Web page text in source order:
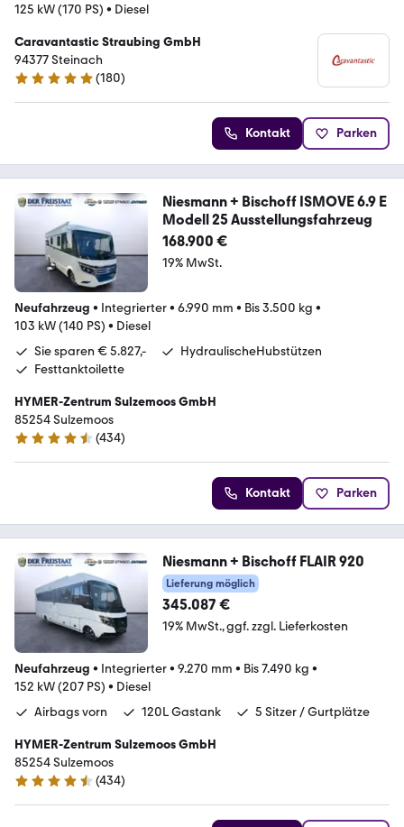
125 kW (170 PS) • Diesel
Caravantastic Straubing GmbH
94377 Steinach
4.8 Sterne
(180)
Kontakt Parken
Niesmann + Bischoff ISMOVE 6.9 E
Modell 25 Ausstellungsfahrzeug
168.900 €
19% MwSt.
Neufahrzeug • Integrierter• 6.990 mm • Bis 3.500 kg •
103 kW (140 PS) • Diesel
Sie sparen € 5.827,-
HydraulischeHubstützen
Festtanktoilette
HYMER-Zentrum Sulzemoos GmbH
85254 Sulzemoos
4.7 Sterne
(434)
Kontakt Parken
Niesmann + Bischoff FLAIR 920
Lieferung möglich
345.087 €
19% MwSt. ggf. zzgl. Lieferkosten
Neufahrzeug • Integrierter• 9.270 mm • Bis 7.490 kg •
152 kW (207 PS) • Diesel
Airbags vorn
120L Gastank 5 Sitzer / Gurtplätze
HYMER-Zentrum Sulzemoos GmbH
85254 Sulzemoos
4.7 Sterne
(434)